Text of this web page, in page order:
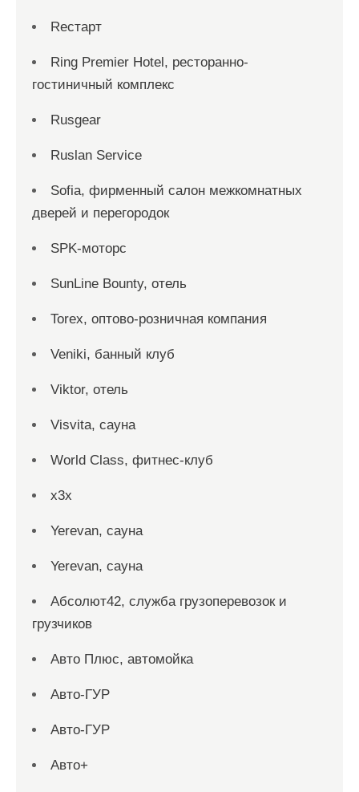
Reстарт
Ring Premier Hotel, ресторанно-
гостиничный комплекс
Rusgear
Ruslan Service
Sofia, фирменный салон межкомнатных
дверей и перегородок
SPK-моторс
SunLine Bounty, отель
Torex, оптово-розничная компания
Veniki, банный клуб
Viktor, отель
Visvita, сауна
World Class, фитнес-клуб
x3x
Yerevan, сауна
Yerevan, сауна
Абсолют42, служба грузоперевозок и
грузчиков
Авто Плюс, автомойка
Авто-ГУР
Авто-ГУР
Авто+